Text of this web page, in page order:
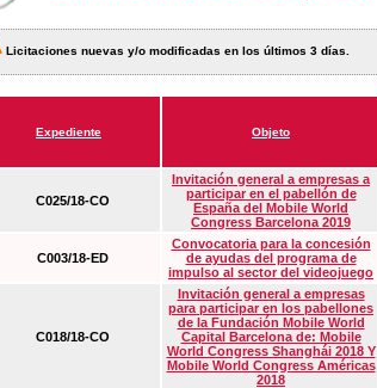
Licitaciones nuevas y/o modificadas en los últimos 3 días.
Expediente Objeto
C025/18-CO
Invitación general a empresas a
participar en el pabellón de
España del Mobile World
Congress Barcelona 2019
C003/18-ED
Convocatoria para la concesión
de ayudas del programa de
impulso al sector del videojuego
C018/18-CO
Invitación general a empresas
para participar en los pabellones
de la Fundación Mobile World
Capital Barcelona de: Mobile
World Congress Shanghái 2018 Y
Mobile World Congress Américas
2018